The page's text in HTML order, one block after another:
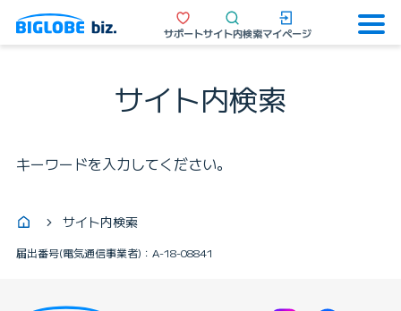
サポートサイト内検索マイページ
サイト内検索
キーワードを入力してください。
サイト内検索
届出番号(電気通信事業者)：A-18-08841